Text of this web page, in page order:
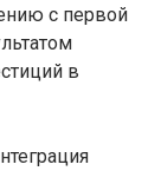
с первой
в